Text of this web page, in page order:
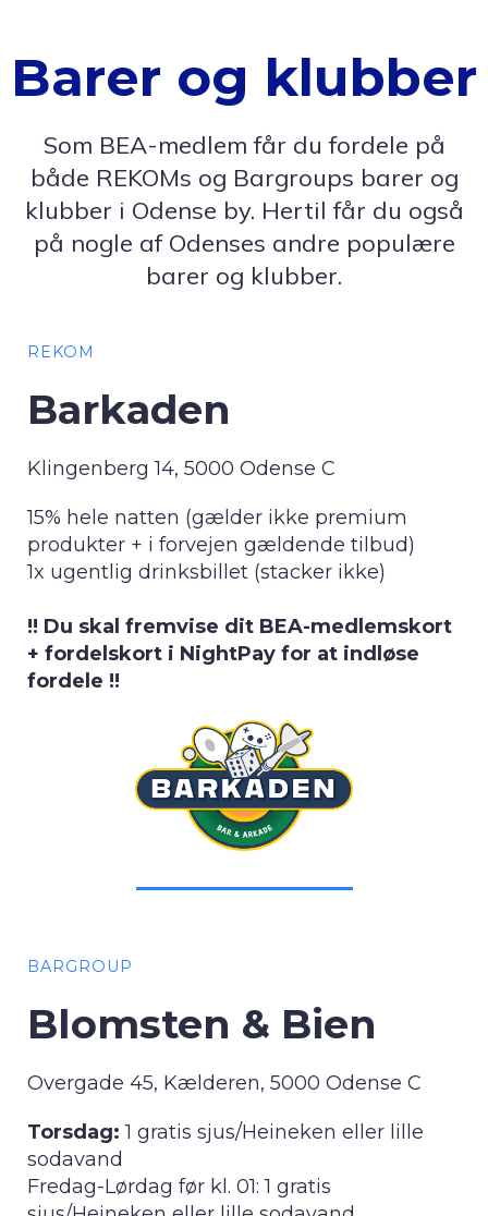
Barer og klubber
Som BEA-medlem får du fordele på
både REKOMs og Bargroups barer og
klubber i Odense by. Hertil får du også
på nogle af Odenses andre populære
barer og klubber.
REKOM
Barkaden
Klingenberg 14, 5000 Odense C
15% hele natten (gælder ikke premium
produkter + i forvejen gældende tilbud)
1x ugentlig drinksbillet (stacker ikke)
!! Du skal fremvise dit BEA-medlemskort
+ fordelskort i NightPay for at indløse
fordele !!
BARGROUP
Blomsten & Bien
Overgade 45, Kælderen, 5000 Odense C
Torsdag: 1 gratis sjus/Heineken eller lille
sodavand
Fredag-Lørdag før kl. 01: 1 gratis